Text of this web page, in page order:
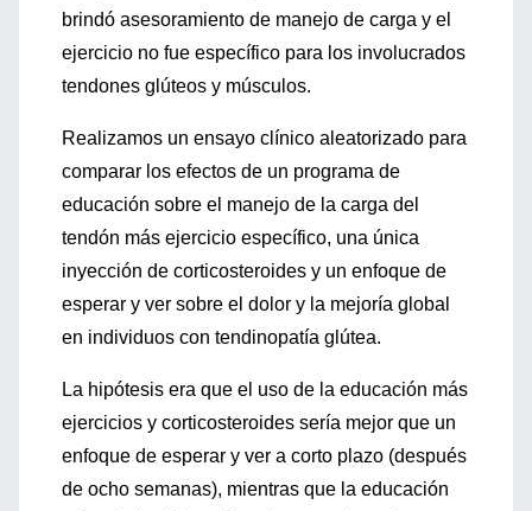
brindó asesoramiento de manejo de carga y el
ejercicio no fue específico para los involucrados
tendones glúteos y músculos.
Realizamos un ensayo clínico aleatorizado para
comparar los efectos de un programa de
educación sobre el manejo de la carga del
tendón más ejercicio específico, una única
inyección de corticosteroides y un enfoque de
esperar y ver sobre el dolor y la mejoría global
en individuos con tendinopatía glútea.
La hipótesis era que el uso de la educación más
ejercicios y corticosteroides sería mejor que un
enfoque de esperar y ver a corto plazo (después
de ocho semanas), mientras que la educación